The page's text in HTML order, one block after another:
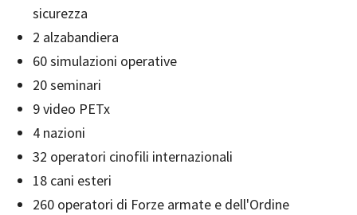
sicurezza
2 alzabandiera
60 simulazioni operative
20 seminari
9 video PETx
4 nazioni
32 operatori cinofili internazionali
18 cani esteri
260 operatori di Forze armate e dell'Ordine